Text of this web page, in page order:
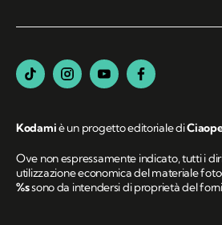
Kodamiè un progetto editoriale di
Ove non espressamente indicato, tutti i
utilizzazione economica del materiale
%ssono da intendersi di proprietà del